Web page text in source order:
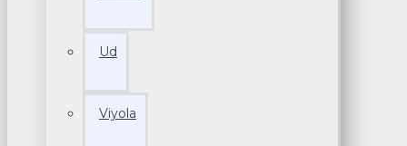
Ud
Viyola